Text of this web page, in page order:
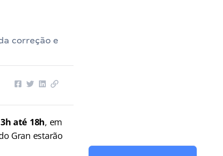
correção e
até 18h, em
Gran estarão